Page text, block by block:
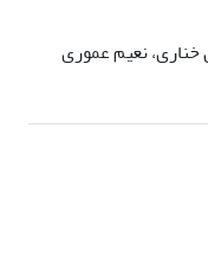
نعیم عموری